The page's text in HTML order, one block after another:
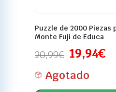
Puzzle de 2000 Piezas
Monte Fuji de Educa
20,99€ 19,94€
Agotado